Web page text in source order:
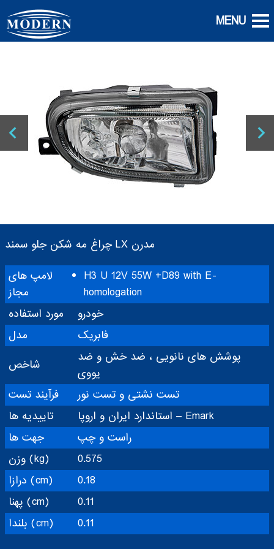
چراغ مه شکن جلو سمند LX مدرن
لامپ های
مجاز
H3 U 12V 55W +D89 with E-
homologation
مورد استفاده
خودرو
مدل
فابریک
شاخص
پوشش های نانویی ، ضد خش و ضد
یووی
فرآیند تست
تست نشتی و تست نور
تاییدیه ها
استاندارد ایران و اروپا – Emark
جهت ها
راست و چپ
وزن (kg)
0.575
درازا (cm)
0.18
پهنا (cm)
0.11
بلندا (cm)
0.11